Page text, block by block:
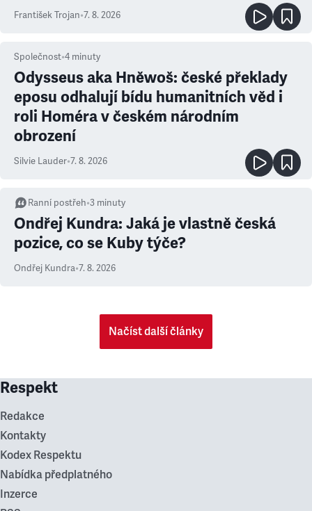
František Trojan•7. 8. 2026
Společnost•4 minuty
Odysseus aka Hněwoš: české překlady
eposu odhalují bídu humanitních věd i
roli Homéra v českém národním
obrození
Silvie Lauder•7. 8. 2026
Ranní postřeh•3 minuty
Ondřej Kundra: Jaká je vlastně česká
pozice, co se Kuby týče?
Ondřej Kundra•7. 8. 2026
Načíst další články
Respekt
Redakce
Kontakty
Kodex Respektu
Nabídka předplatného
Inzerce